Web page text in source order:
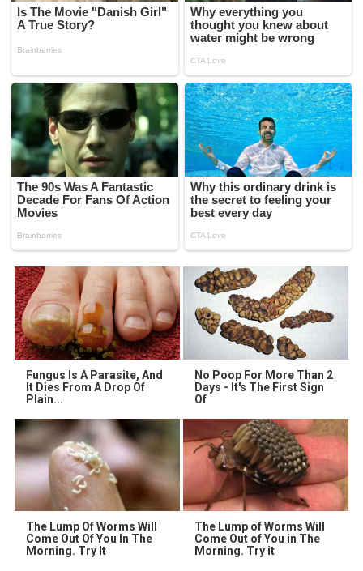
Fungus Is A Parasite, And
It Dies From A Drop Of
Plain...
No Poop For More Than 2
Days - It's The First Sign
Of
The Lump Of Worms Will
Come Out Of You In The
Morning. Try It
The Lump of Worms Will
Come Out of You in The
Morning. Try it